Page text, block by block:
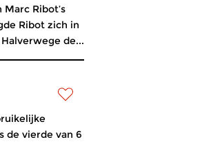
Ribot’s
Ribot zich in
de...
de vierde van 6